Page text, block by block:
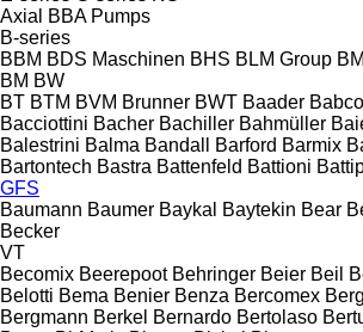
Axial
BBA Pumps
B-series
BBM BDS Maschinen BHS BLM Group
BM BW
BT BTM BVM Brunner BWT Baader
Bacciottini Bacher Bachiller Bahmüller
Balestrini Balma Bandall Barford Barmix
Bartontech Bastra Battenfeld Battioni
GFS
Baumann Baumer Baykal Baytekin Bear
Becker
VT
Becomix Beerepoot Behringer Beier Beil
Belotti Bema Benier Benza Bercomex
Bergmann Berkel Bernardo Bertolaso